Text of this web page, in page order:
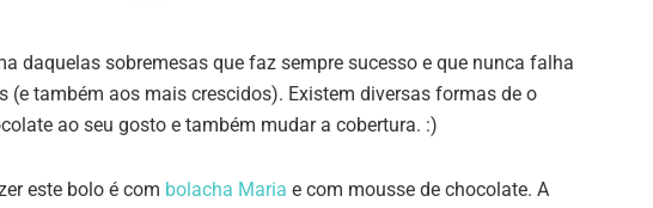
daquelas sobremesas que faz sempre sucesso e que nunca falha
(e também aos mais crescidos). Existem diversas formas de o
ao seu gosto e também mudar a cobertura. :)
este bolo é com bolacha Maria e com mousse de chocolate. A